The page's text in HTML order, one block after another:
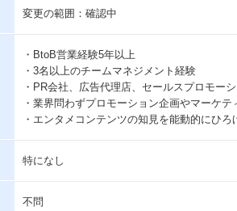
変更の範囲：確認中
・BtoB営業経験5年以上
・3名以上のチームマネジメント経験
・PR会社、広告代理店、セールスプロモー
・業界問わずプロモーション企画やマーケ
・エンタメコンテンツの知見を能動的にひろ
特になし
不問